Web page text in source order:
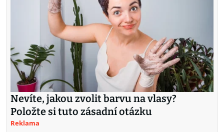
Nevíte, jakou zvolit barvu na vlasy?
Položte si tuto zásadní otázku
Reklama